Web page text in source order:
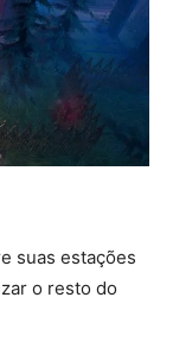
suas estações
o resto do